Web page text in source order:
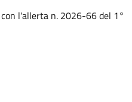
l'allerta n. 2026-66 del 1°